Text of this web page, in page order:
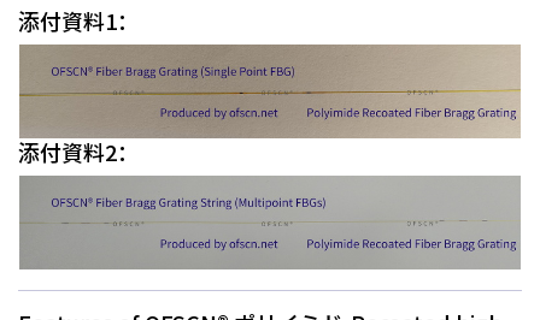
添付資料1：
添付資料2：